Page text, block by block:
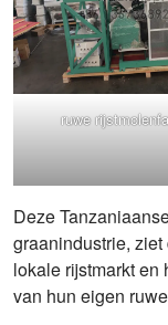
ruwe
Deze
graanindustrie,
lokale rijstmarkt en
van hun eigen